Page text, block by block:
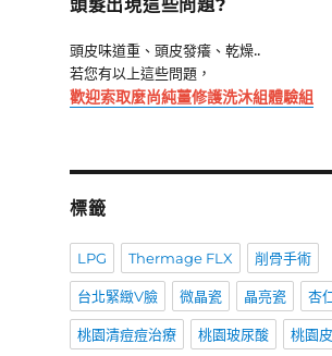
頭髮出現這些問題?
頭皮味道重、頭皮發癢、乾燥..
若您有以上這些問題，
歡迎索取麼尚純薑修護洗沐組體驗組
標籤
LPG Thermage FLX 削骨手術
台北緊緻V臉 微晶瓷 晶亮瓷 杏
桃園清痘痘治療 桃園玻尿酸 桃園